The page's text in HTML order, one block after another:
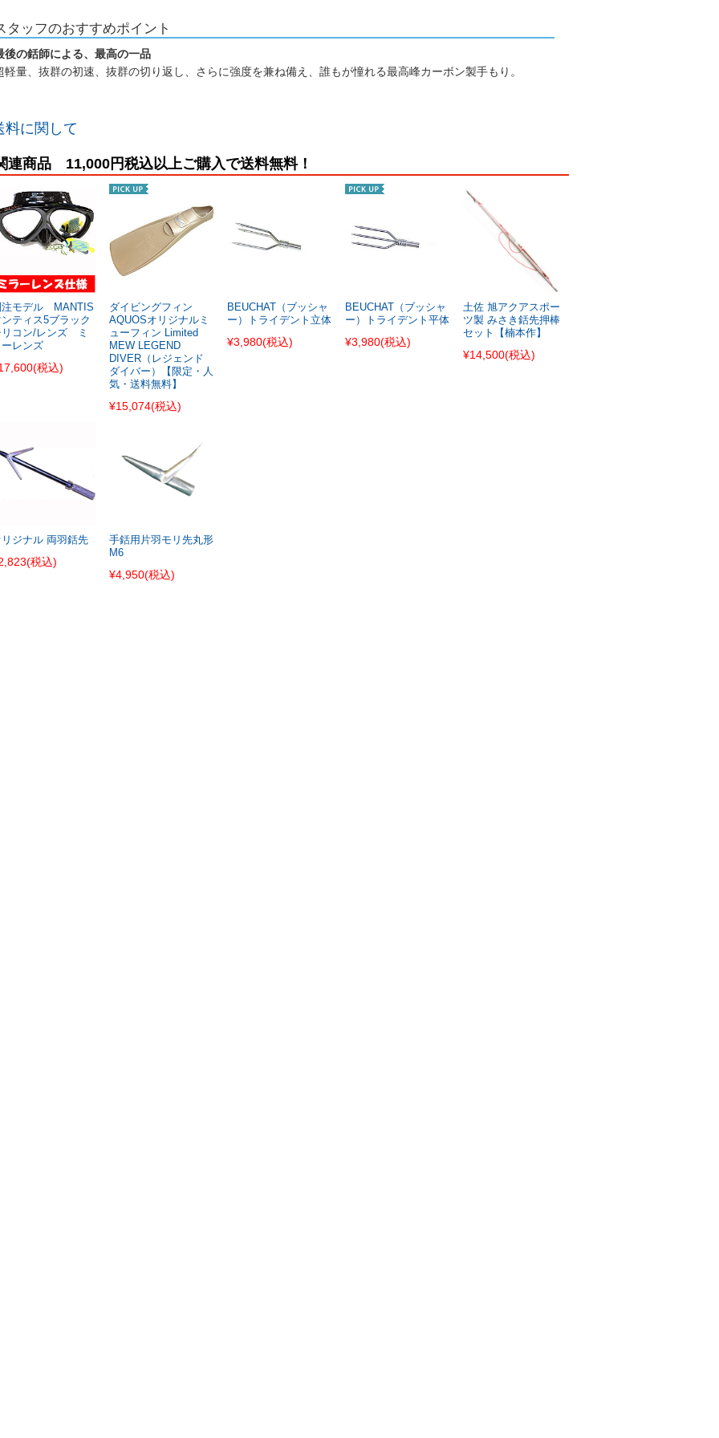
タッフのおすすめポイント
後の銛師による、最高の一品
軽量、抜群の初速、抜群の切り返し、さらに強度を兼ね備え、誰もが憧れる最高峰カーボン製手もり。
料に関して
連商品 11,000円税込以上ご購入で送料無料！
注モデル MANTIS
ティス5ブラック
リコン/レンズ ミ
ーレンズ
(税込)
ダイビングフィン
AQUOSオリジナルミ
ューフィン Limited
MEW LEGEND
DIVER（レジェンド
ダイバー）【限定・人
気・送料無料】
¥15,074(税込)
BEUCHAT（ブッシャ
ー）トライデント立体
¥3,980(税込)
BEUCHAT（ブッシャ
ー）トライデント平体
¥3,980(税込)
土佐 旭アクアスポー
ツ製 みさき銛先押棒
セット【楠本作】
¥14,500(税込)
ジナル 両羽銛先
(税込)
手銛用片羽モリ先丸形
M6
¥4,950(税込)